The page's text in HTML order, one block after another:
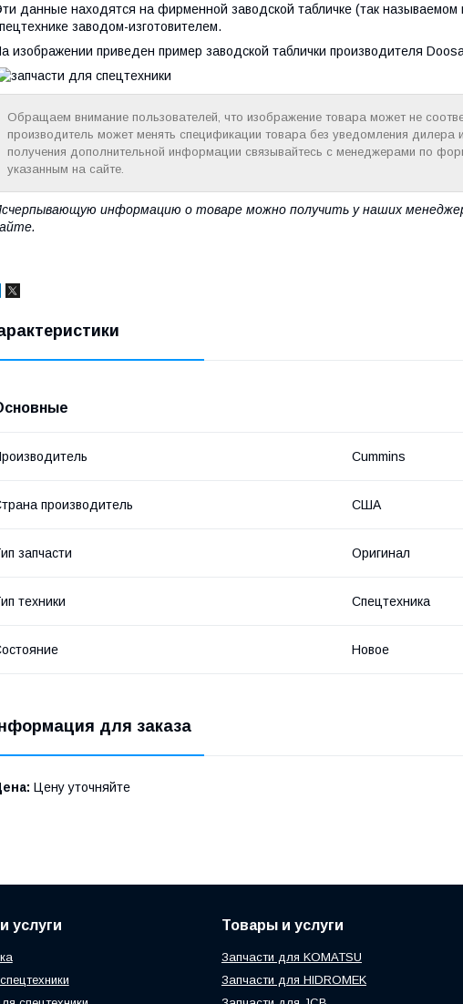
данные находятся на фирменной заводской табличке (так
заводом-изготовителем.
изображении приведен пример заводской таблички производителя
Обращаем внимание пользователей, что изображение товара может не
производитель может менять спецификации товара без уведомления дилера
получения дополнительной информации связывайтесь с менеджерами по
указанным на сайте.
информацию о товаре можно получить у наших
Cummins
производитель США
запчасти Оригинал
техники Спецтехника
Новое
для заказа
Цену уточняйте
услуги Товары и услуги
Запчасти для KOMATSU
Запчасти для HIDROMEK